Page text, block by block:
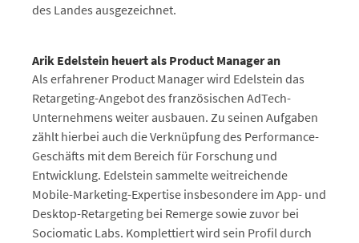
des Landes ausgezeichnet.
Arik Edelstein heuert als Product Manager an
Als erfahrener Product Manager wird Edelstein das
Retargeting-Angebot des französischen AdTech-
Unternehmens weiter ausbauen. Zu seinen Aufgaben
zählt hierbei auch die Verknüpfung des Performance-
Geschäfts mit dem Bereich für Forschung und
Entwicklung. Edelstein sammelte weitreichende
Mobile-Marketing-Expertise insbesondere im App- und
Desktop-Retargeting bei Remerge sowie zuvor bei
Sociomatic Labs. Komplettiert wird sein Profil durch